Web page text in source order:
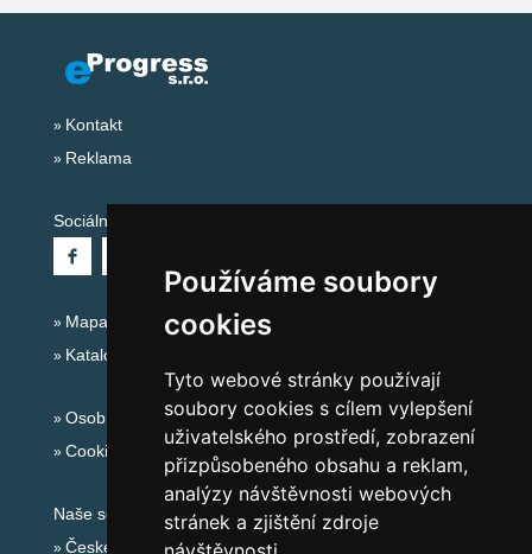
Používáme soubory
cookies
Tyto webové stránky používají
soubory cookies s cílem vylepšení
uživatelského prostředí, zobrazení
přizpůsobeného obsahu a reklam,
analýzy návštěvnosti webových
stránek a zjištění zdroje
Kontakt
Reklama
Sociální sítě:
Mapa serveru Alpy - Švýcarsko
Katalog ubytování
Osobní údaje
Cookies
Naše servery:
České hory